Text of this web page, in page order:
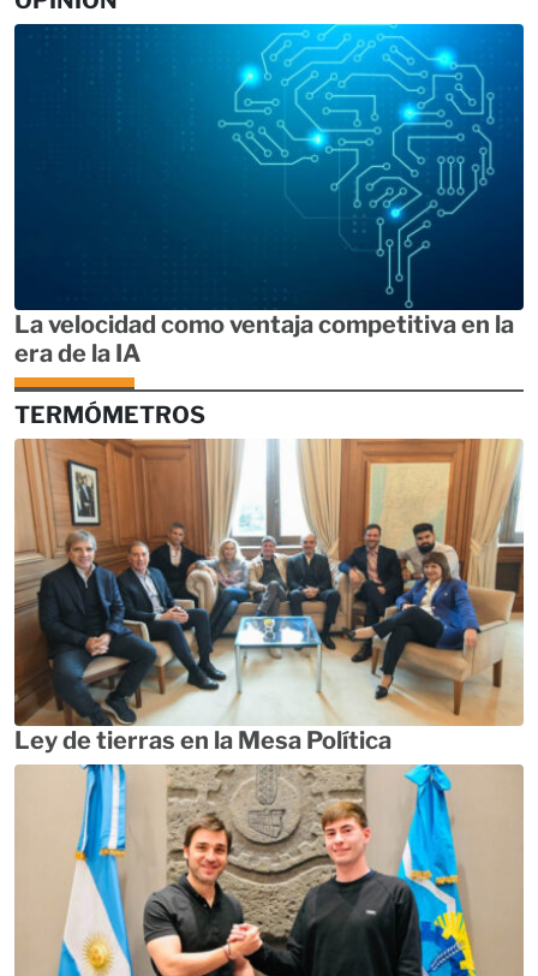
La velocidad como ventaja competitiva en la
era de la IA
TERMÓMETROS
Ley de tierras en la Mesa Política